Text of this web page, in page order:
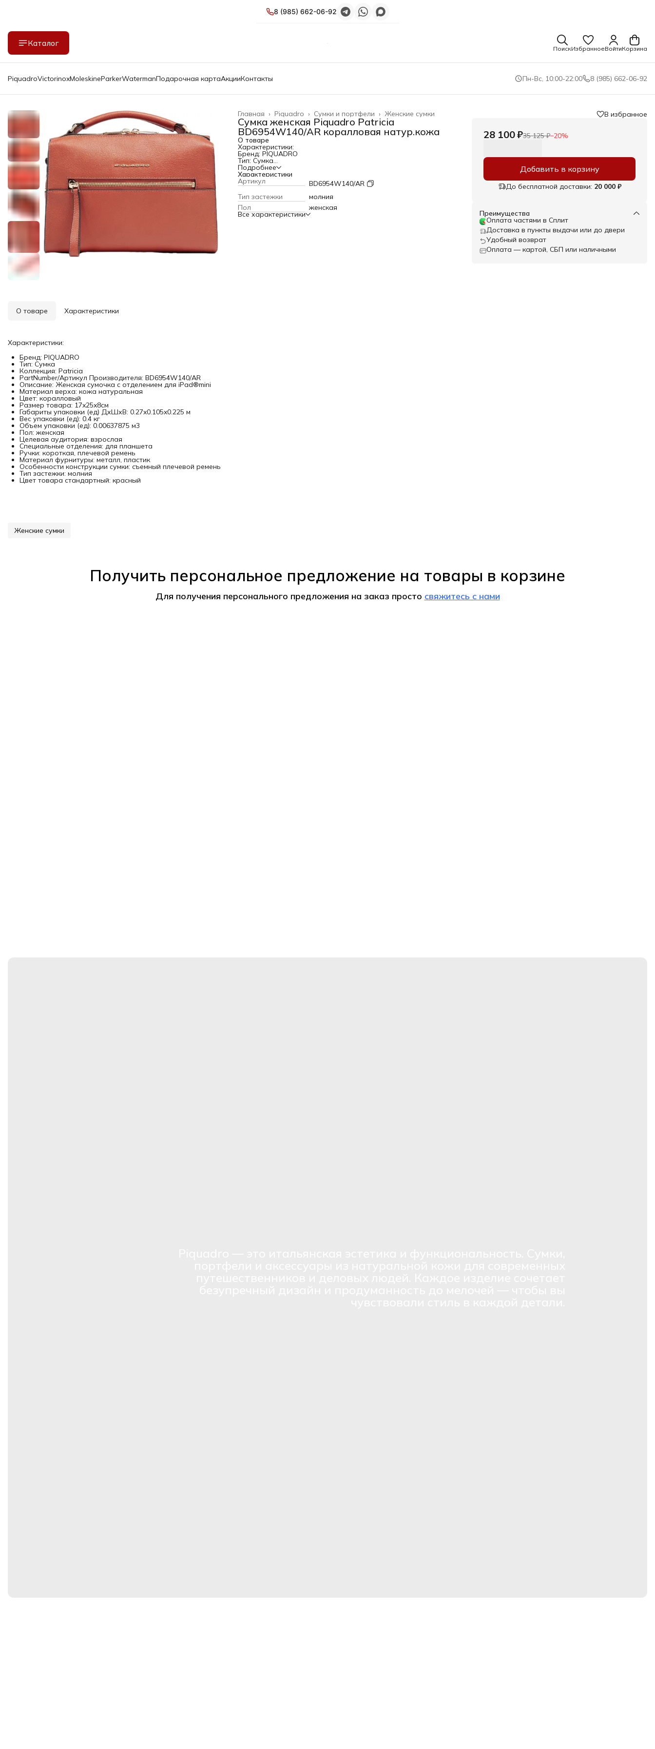
8 (985) 662-06-92
Каталог
ПоискИзбранноеВойтиКорзина
PiquadroVictorinoxMoleskineParkerWatermanПодарочная картаАкцииКонтакты Пн-Вс, 10:00-22:00 8 (985) 662-06-92
Женские сумки
Сумки и портфели ›
Piquadro ›
Главная ›
Сумка женская Piquadro Patricia
BD6954W140/AR коралловая натур.кожа
О товаре
Характеристики:
Бренд: PIQUADRO
Тип: Сумка
Коллекция: Patricia
PartNumber/Артикул Производителя: BD6954W140/AR
Описание: Женская сумочка с отделением для iPad®mini
Материал верха: кожа натуральная
Цвет: коралловый
Размер товара: 17x25x8см
Габариты упаковки (ед) ДхШхВ: 0.27x0.105x0.225 м
Вес упаковки (ед): 0.4 кг
Подробнее
Характеристики
Артикул
BD6954W140/AR
Тип застежки
молния
Пол
женская
Все характеристики
В избранное
28 100 ₽35 125 ₽−20%
Добавить в корзину
До бесплатной доставки: 20 000 ₽
Преимущества
Оплата частями в Сплит
Доставка в пункты выдачи или до двери
Удобный возврат
Оплата — картой, СБП или наличными
О товаре Характеристики
Характеристики:
Бренд: PIQUADRO
Тип: Сумка
Коллекция: Patricia
PartNumber/Артикул Производителя: BD6954W140/AR
Описание: Женская сумочка с отделением для iPad®mini
Материал верха: кожа натуральная
Цвет: коралловый
Размер товара: 17x25x8см
Габариты упаковки (ед) ДхШхВ: 0.27x0.105x0.225 м
Вес упаковки (ед): 0.4 кг
Объем упаковки (ед): 0.00637875 м3
Пол: женская
Целевая аудитория: взрослая
Специальные отделения: для планшета
Ручки: короткая, плечевой ремень
Материал фурнитуры: металл, пластик
Особенности конструкции сумки: съемный плечевой ремень
Тип застежки: молния
Цвет товара стандартный: красный
Женские сумки
Получить персональное предложение на товары в корзине
Для получения персонального предложения на заказ просто свяжитесь с нами